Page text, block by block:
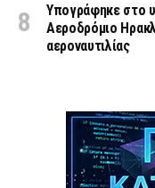
Υπογράφηκε στο
Αεροδρόμιο
αεροναυτιλίας